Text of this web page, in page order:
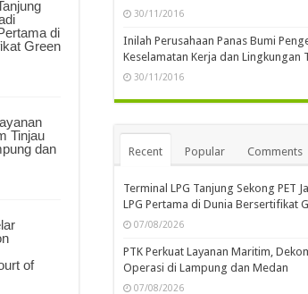
di
Green
Tinjau
dan
of
30/11/2016
Inilah Perusahaan Panas Bumi
Keselamatan Kerja dan Lingkungan
30/11/2016
Recent Popular Comments
Terminal LPG Tanjung Sekong PET
LPG Pertama di Dunia Bersertifikat
07/08/2026
PTK Perkuat Layanan Maritim,
Operasi di Lampung dan Medan
07/08/2026